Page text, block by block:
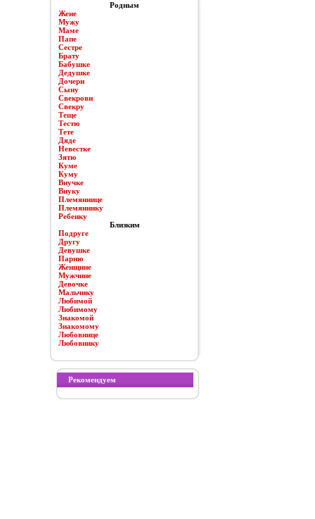
Родным
Жене
Мужу
Маме
Папе
Сестре
Брату
Бабушке
Дедушке
Дочери
Сыну
Свекрови
Свекру
Теще
Тестю
Тете
Дяде
Невестке
Зятю
Куме
Куму
Внучке
Внуку
Племяннице
Племяннику
Ребенку
Близким
Подруге
Другу
Девушке
Парню
Женщине
Мужчине
Девочке
Мальчику
Любимой
Любимому
Знакомой
Знакомому
Любовнице
Любовнику
Рекомендуем